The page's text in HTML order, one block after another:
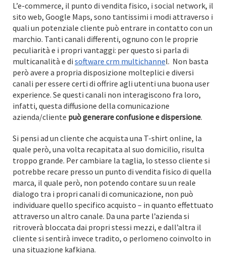
L’e-commerce, il punto di vendita fisico, i social network, il
sito web, Google Maps, sono tantissimi i modi attraverso i
quali un potenziale cliente può entrare in contatto con un
marchio. Tanti canali differenti, ognuno con le proprie
peculiarità e i propri vantaggi: per questo si parla di
multicanalità e di software crm multichannel. Non basta
però avere a propria disposizione molteplici e diversi
canali per essere certi di offrire agli utenti una buona user
experience. Se questi canali non interagiscono fra loro,
infatti, questa diffusione della comunicazione
azienda/cliente può generare confusione e dispersione.
Si pensi ad un cliente che acquista una T-shirt online, la
quale però, una volta recapitata al suo domicilio, risulta
troppo grande. Per cambiare la taglia, lo stesso cliente si
potrebbe recare presso un punto di vendita fisico di quella
marca, il quale però, non potendo contare su un reale
dialogo tra i propri canali di comunicazione, non può
individuare quello specifico acquisto – in quanto effettuato
attraverso un altro canale. Da una parte l’azienda si
ritroverà bloccata dai propri stessi mezzi, e dall’altra il
cliente si sentirà invece tradito, o perlomeno coinvolto in
una situazione kafkiana.